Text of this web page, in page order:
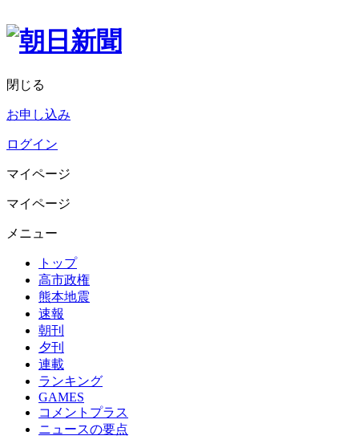
閉じる
お申し込み
ログイン
マイページ
マイページ
メニュー
トップ
高市政権
熊本地震
速報
朝刊
夕刊
連載
ランキング
GAMES
コメントプラス
ニュースの要点